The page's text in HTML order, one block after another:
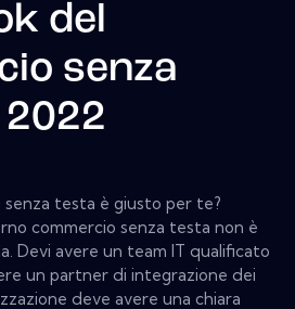
del
senza
testa è giusto per te?
commercio senza testa non è
Devi avere un team IT qualificato
un partner di integrazione dei
deve avere una chiara